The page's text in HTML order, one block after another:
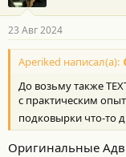
23 Авг 2024
Aperiked написал(а):
До возьму также
с практическим
подковырки что-то
Оригинальные